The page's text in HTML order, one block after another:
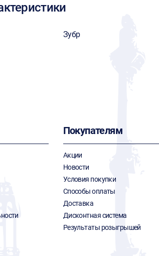
Зубр
Покупателям
Акции
Новости
Условия покупки
Способы оплаты
Доставка
Дисконтная система
Результаты розыгрышей